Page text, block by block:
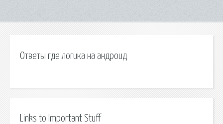
Ответы где логика на андроид
Links to Important Stuff